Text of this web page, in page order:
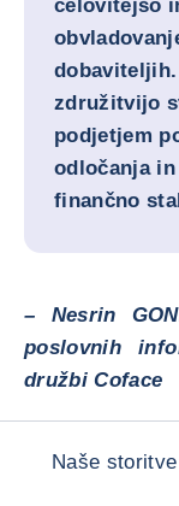
celovitejšo
združitvijo
podjetjem
odločanja
finančno
–
Nesrin
poslovnih
družbi Coface
Naše storitve